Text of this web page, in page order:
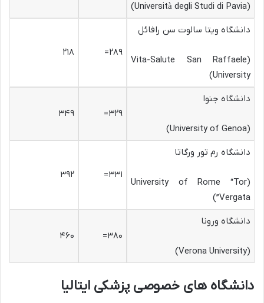
(Università degli Studi di Pavia)
دانشگاه ویتا سالوت سن رافائل
(Vita-Salute San Raffaele
University)
۲۸۹= ۲۱۸
دانشگاه جنوا
(University of Genoa)
۳۲۹= ۳۴۹
دانشگاه رم تور ورگاتا
(University of Rome “Tor
Vergata”)
۳۳۱= ۳۹۲
دانشگاه ورونا
(Verona University)
۳۸۰= ۴۶۰
دانشگاه های خصوصی پزشکی ایتالیا